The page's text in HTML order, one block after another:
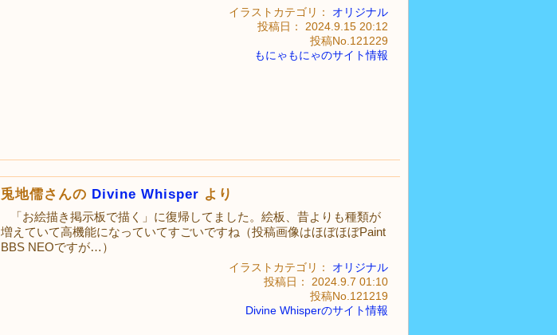
イラストカテゴリ： オリジナル
投稿日： 2024.9.15 20:12
投稿No.121229
もにゃもにゃのサイト情報
兎地儒さんの Divine Whisper より
「お絵描き掲示板で描く」に復帰してました。絵板、昔よりも種類が
増えていて高機能になっていてすごいですね（投稿画像はほぼほぼPaint
BBS NEOですが…）
イラストカテゴリ： オリジナル
投稿日： 2024.9.7 01:10
投稿No.121219
Divine Whisperのサイト情報